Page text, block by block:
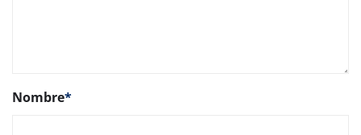
Nombre*